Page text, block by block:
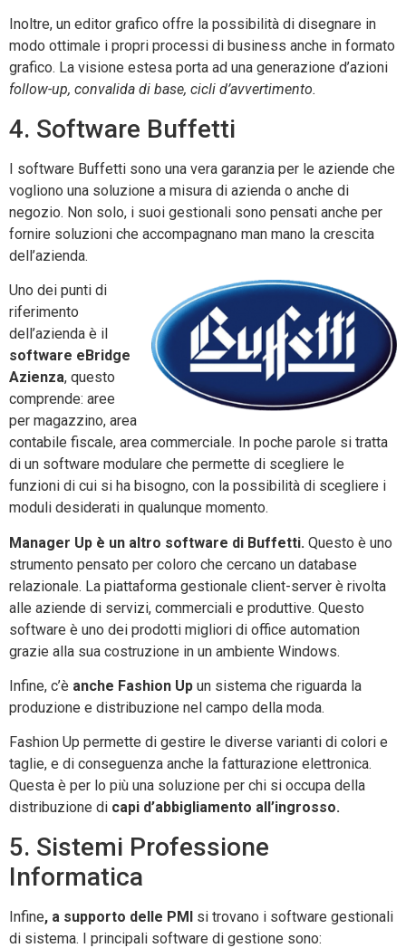
Inoltre, un editor grafico offre la possibilità di disegnare in
modo ottimale i propri processi di business anche in formato
grafico. La visione estesa porta ad una generazione d’azioni
follow-up, convalida di base, cicli d’avvertimento.
4. Software Buffetti
I software Buffetti sono una vera garanzia per le aziende che
vogliono una soluzione a misura di azienda o anche di
negozio. Non solo, i suoi gestionali sono pensati anche per
fornire soluzioni che accompagnano man mano la crescita
dell’azienda.
Uno dei punti di
riferimento
dell’azienda è il
software eBridge
Azienza, questo
comprende: aree
per magazzino, area
contabile fiscale, area commerciale. In poche parole si tratta
di un software modulare che permette di scegliere le
funzioni di cui si ha bisogno, con la possibilità di scegliere i
moduli desiderati in qualunque momento.
Manager Up è un altro software di Buffetti. Questo è uno
strumento pensato per coloro che cercano un database
relazionale. La piattaforma gestionale client-server è rivolta
alle aziende di servizi, commerciali e produttive. Questo
software è uno dei prodotti migliori di office automation
grazie alla sua costruzione in un ambiente Windows.
Infine, c’è anche Fashion Up un sistema che riguarda la
produzione e distribuzione nel campo della moda.
Fashion Up permette di gestire le diverse varianti di colori e
taglie, e di conseguenza anche la fatturazione elettronica.
Questa è per lo più una soluzione per chi si occupa della
distribuzione di capi d’abbigliamento all’ingrosso.
5. Sistemi Professione
Informatica
Infine, a supporto delle PMI si trovano i software gestionali
di sistema. I principali software di gestione sono: